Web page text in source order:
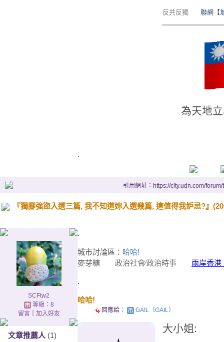
反共反獨 聯網【
為天地
.
引用網址：https://city.udn.com/
『獨腳強盜入選三篇, 我不知道妳入選幾篇, 這值得我妒忌?』
SCFtw2
等級：8
留言｜ 加入好友
文章推薦人 (1)
.
城市討論區： 哈哈!
麥芽糖 政治社會∕政治時事 兩岸香
.
哈哈!
回應給： GAIL（GAIL）
大小姐: